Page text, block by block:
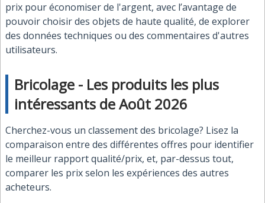
prix pour économiser de l'argent, avec l’avantage de
pouvoir choisir des objets de haute qualité, de explorer
des données techniques ou des commentaires d'autres
utilisateurs.
Bricolage - Les produits les plus
intéressants de Août 2026
Cherchez-vous un classement des bricolage? Lisez la
comparaison entre des différentes offres pour identifier
le meilleur rapport qualité/prix, et, par-dessus tout,
comparer les prix selon les expériences des autres
acheteurs.